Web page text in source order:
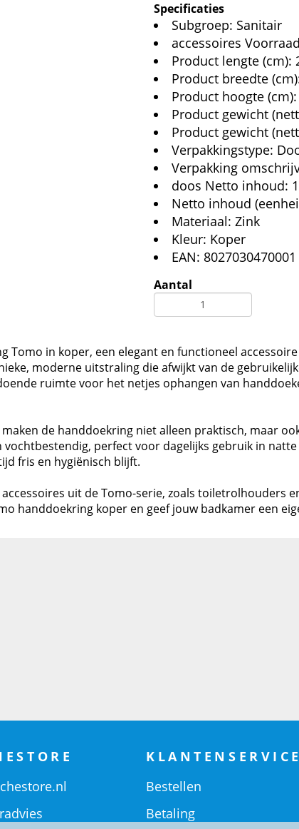
Specificaties
Subgroep: Sanitair
accessoires
Product lengte (cm):
Product breedte
Product hoogte (cm):
Product gewicht
Product gewicht
Verpakkingstype:
Verpakking
doos Netto inhoud: 1
Netto inhoud
Materiaal: Zink
Kleur: Koper
EAN: 8027030470001
Aantal
in koper, een elegant en functioneel
moderne uitstraling die afwijkt van de
ruimte voor het netjes ophangen van
de handdoekring niet alleen praktisch, maar
perfect voor dagelijks gebruik in
fris en hygiënisch blijft.
uit de Tomo-serie, zoals toiletrolhouders
handdoekring koper en geef jouw badkamer een
KLANTENSERVICE
Bestellen
Betaling